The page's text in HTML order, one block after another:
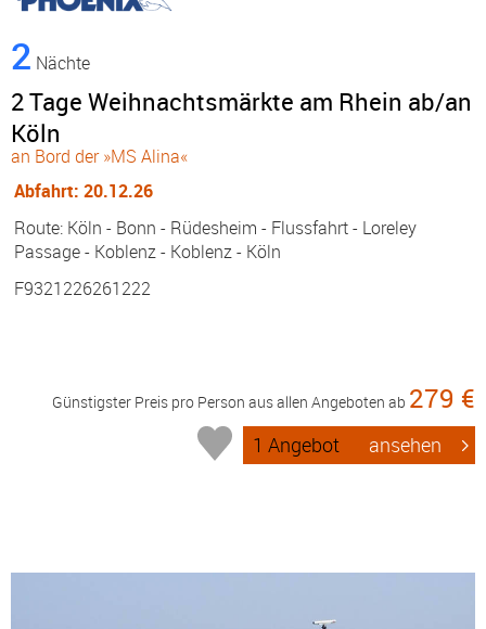
2 Nächte
2 Tage Weihnachtsmärkte am Rhein ab/an
Köln
an Bord der »MS Alina«
Abfahrt: 20.12.26
Route: Köln - Bonn - Rüdesheim - Flussfahrt - Loreley
Passage - Koblenz - Koblenz - Köln
F9321226261222
Günstigster Preis pro Person aus allen Angeboten ab 279 €
1 Angebot ansehen